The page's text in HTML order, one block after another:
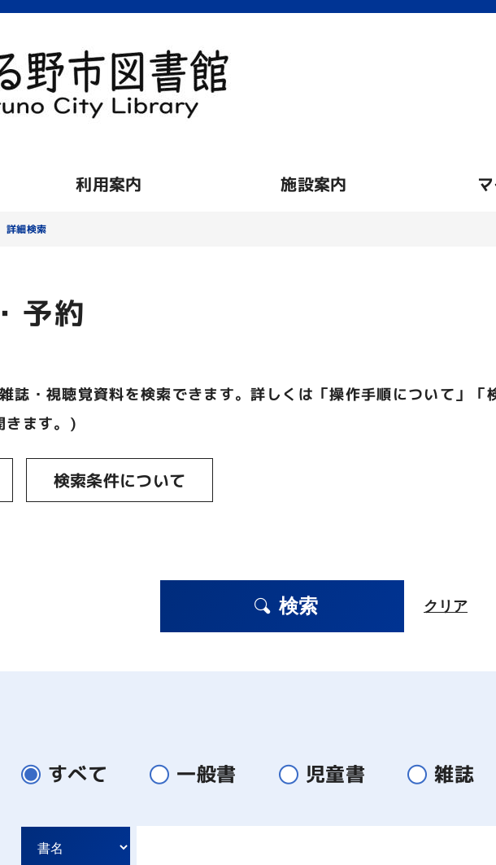
利用案内 施設案内
詳細検索
予約
誌・視聴覚資料を検索できます。詳しくは「操作手順について」
きます。)
検索条件について
検索 クリア
すべて 一般書 児童書 雑誌